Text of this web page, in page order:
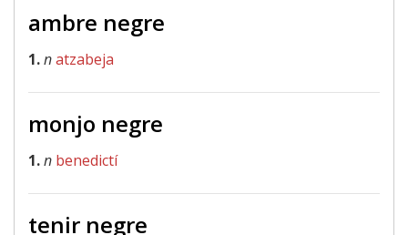
ambre negre
1.natzabeja
monjo negre
1.n benedictí
tenir negre